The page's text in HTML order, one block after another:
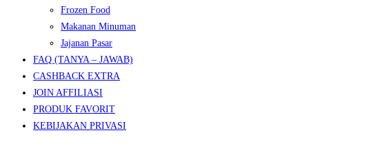
Frozen Food
Makanan Minuman
Jajanan Pasar
FAQ (TANYA – JAWAB)
CASHBACK EXTRA
JOIN AFFILIASI
PRODUK FAVORIT
KEBIJAKAN PRIVASI